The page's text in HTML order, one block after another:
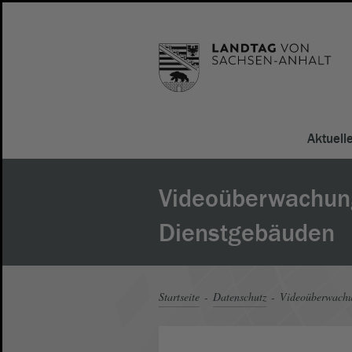
Dienstgebäuden
Startseite Datenschutz